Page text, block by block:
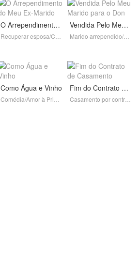
O Arrependimento do Meu Ex-Marido Vendida Pelo Meu Marido para o Don
Como Água e Vinho Fim do Contrato de Casamento